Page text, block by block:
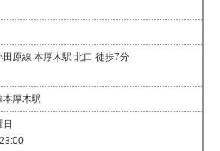
田原線 本厚木駅 北口 徒歩7分
本厚木駅